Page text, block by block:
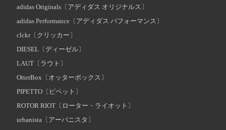
adidas Originals〔アディダス オリジナルス〕
adidas Performance〔アディダス パフォーマンス〕
clckr〔クリッカー〕
DIESEL〔ディーゼル〕
LAUT〔ラウト〕
OtterBox〔オッターボックス〕
PIPETTO〔ピペット〕
ROTOR RIOT〔ローター・ライオット〕
urbanista〔アーバニスタ〕